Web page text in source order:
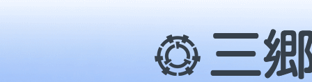
三
郷